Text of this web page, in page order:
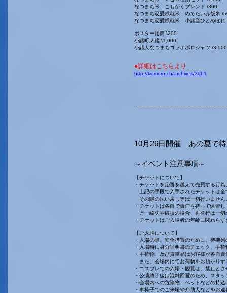
なつまち米 こもがくブレンド \300
なつまち恋愛成就米 めでたい赤飯米
なつまち恋愛成就米 小諸産ひとめぼ
ポスター用筒 \200
小諸町人鑑 \1,000
小諸人なつまちコラボポロシャツ
●詳細はこちらより
http://komoro.ch/archives/3961
10月26日開催 あの夏で
～イベント注意事項～
【チケットについて】
・チケットを定価を越えて売買する行
上記の手段で入手されたチケットは全
その際の払い戻し等は一切行いません
・チケットは各自で責任を持って保管
万一紛失や破損の場合、再発行は一切
・チケットはご入場者の年齢に関わら
【ご入場について】
・入場の際、安全措置のために、待機
・入場時に身分証明書のチェック、手
・手荷物、及び貴重品はお客様が各自
また、会場内にてお荷物をお預かりす
・コスプレでの入場・観覧は、禁止と
・公演終了後は混雑回避のため、スタ
・会場内への危険物、ペットなどの持
・車椅子でのご来場や介助犬などをお